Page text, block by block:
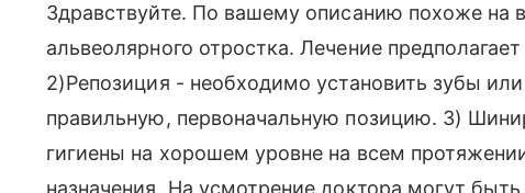
Здравствуйте. По вашему описанию похоже на
альвеолярного отростка. Лечение
2)Репозиция - необходимо установить зубы
правильную, первоначальную позицию. 3)
гигиены на хорошем уровне на всем
назначения. На усмотрение доктора могут